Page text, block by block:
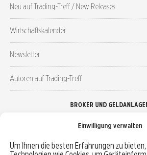
Einwilligung verwalten
Um Ihnen die besten Erfahrungen zu
Neu auf Trading-Treff / New Releases
Wirtschaftskalender
Newsletter
Autoren auf Trading-Treff
BROKER UND